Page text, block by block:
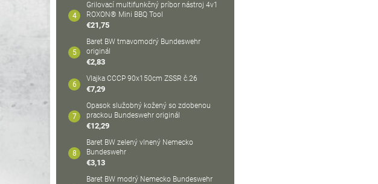
Grilovací multifunkčný príbor nástroj 4v1
ROXON® Mini BBQ Tool
€21,75
Baret BW tmavomodrý Bundeswehr
originál
€2,83
Vlajka CCCP 90x150cm ZSSR č.26
€7,29
Opasok služobný kožený so zdobenou
prackou Bundeswehr originál
€12,29
Baret BW zelený vlnený Nemecko
Bundeswehr
€3,13
Baret BW modrý Nemecko Bundeswehr